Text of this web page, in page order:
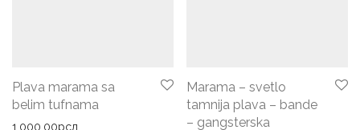
Plava marama sa
belim tufnama
1,000.00рсд
Marama – svetlo
tamnija plava – bande
– gangsterska